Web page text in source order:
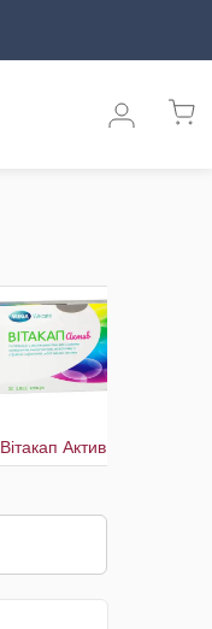
Вітакап Актив